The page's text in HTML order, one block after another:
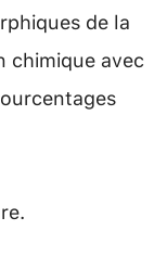
de la
chimique avec